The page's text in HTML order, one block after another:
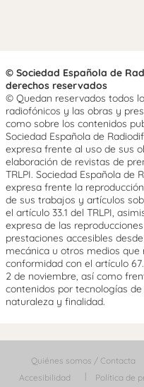
© Sociedad Española de
derechos reservados
© Quedan reservados todos
radiofónicos y las obras y
como sobre los contenidos
Sociedad Española de
expresa frente al uso de sus
elaboración de revistas de
TRLPI. Sociedad Española de
expresa frente la
de sus trabajos y artículos
el artículo 33.1 del TRLPI,
expresa de las
prestaciones accesibles
mecánica u otros medios
conformidad con el artículo
2 de noviembre, así como
contenidos por tecnologías
naturaleza y finalidad.
Quiénes somos / Contacta
Accesibilidad
Política de